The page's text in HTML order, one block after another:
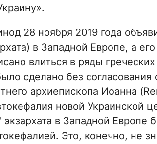
28 ноября 2019 года
в Западной Европе, а
влиться в ряды
сделано без
архиепископа Иоанна
новой Украинской
экзархата в Западной Европе
Это, конечно, не